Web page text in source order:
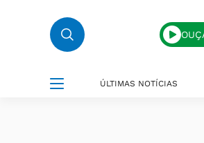
ÚLTIMAS NOTÍCIAS